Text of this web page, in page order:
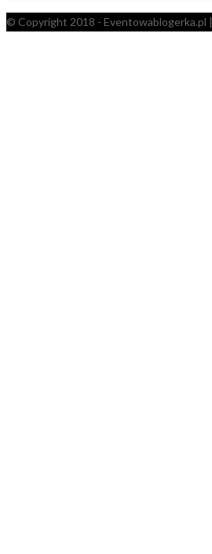
© Copyright 2018 - Eventowablogerka.pl |